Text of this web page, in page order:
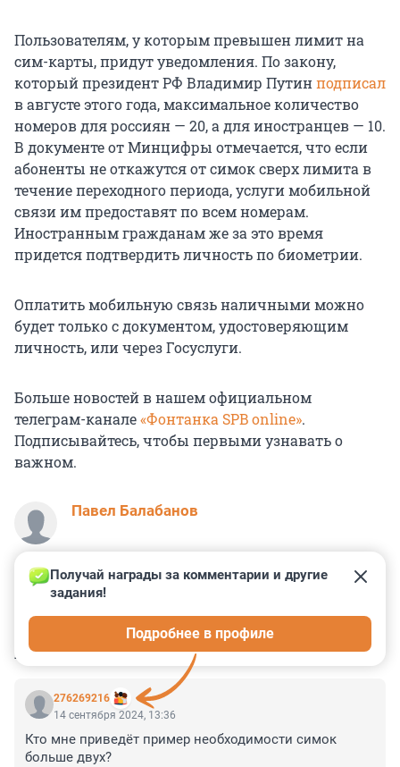
Пользователям, у которым превышен лимит на
сим-карты, придут уведомления. По закону,
который президент РФ Владимир Путинподписал
в августе этого года, максимальное количество
номеров для россиян — 20, а для иностранцев — 10.
В документе от Минцифры отмечается, что если
абоненты не откажутся от симок сверх лимита в
течение переходного периода, услуги мобильной
связи им предоставят по всем номерам.
Иностранным гражданам же за это время
придется подтвердить личность по биометрии.
Оплатить мобильную связь наличными можно
будет только с документом, удостоверяющим
личность, или через Госуслуги.
Больше новостей в нашем официальном
телеграм-канале«Фонтанка SPB online».
Подписывайтесь, чтобы первыми узнавать о
важном.
Павел Балабанов
КОММЕНТАРИИ 7
276269216
Получай награды за комментарии и другие
задания!
Подробнее в профиле
14 сентября 2024, 13:36
Кто мне приведёт пример необходимости симок
больше двух?